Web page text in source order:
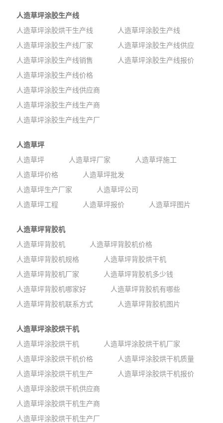
人造草坪涂胶生产线
人造草坪涂胶烘干生产线
人造草坪涂胶生产线
人造草坪涂胶生产线厂家
人造草坪涂胶生产线供应
人造草坪涂胶生产线销售
人造草坪涂胶生产线报价
人造草坪涂胶生产线价格
人造草坪涂胶生产线供应商
人造草坪涂胶生产线生产商
人造草坪涂胶生产线生产厂
人造草坪
人造草坪
人造草坪厂家
人造草坪施工
人造草坪价格
人造草坪批发
人造草坪生产厂家
人造草坪公司
人造草坪工程
人造草坪报价 人造草坪图片
人造草坪背胶机
人造草坪背胶机
人造草坪背胶机价格
人造草坪背胶机规格
人造草坪背胶烘干机
人造草坪背胶机厂家
人造草坪背胶机多少钱
人造草坪背胶机哪家好
人造草坪背胶机有哪些
人造草坪背胶机联系方式
人造草坪背胶机图片
人造草坪涂胶烘干机
人造草坪涂胶烘干机
人造草坪涂胶烘干机厂家
人造草坪涂胶烘干机价格
人造草坪涂胶烘干机质量
人造草坪涂胶烘干机生产
人造草坪涂胶烘干机报价
人造草坪涂胶烘干机供应商
人造草坪涂胶烘干机生产商
人造草坪涂胶烘干机生产厂